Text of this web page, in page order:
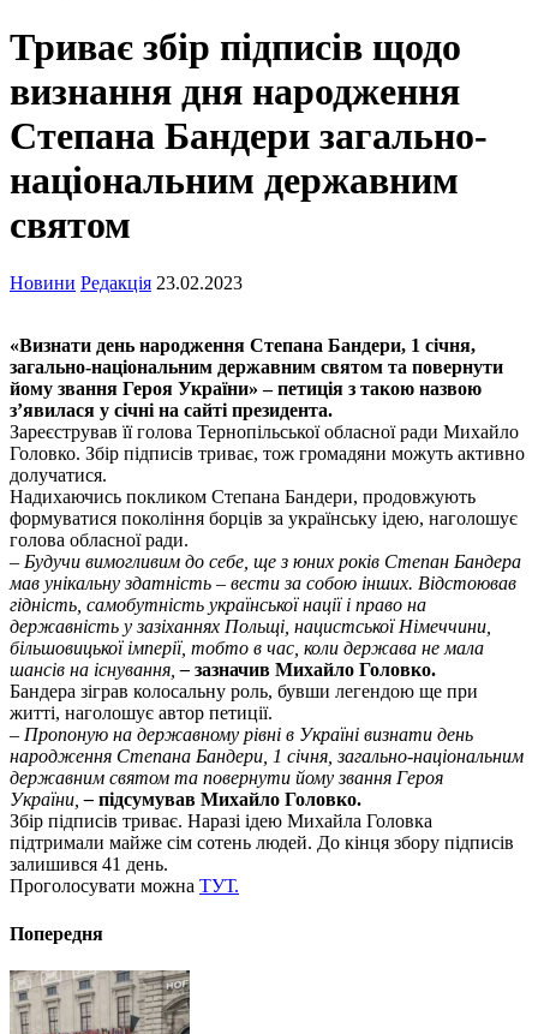
Триває збір підписів щодо
визнання дня народження
Степана Бандери загально-
національним державним
святом
Новини Редакція 23.02.2023
«Визнати день народження Степана Бандери, 1 січня,
загально-національним державним святом та повернути
йому звання Героя України» – петиція з такою назвою
з’явилася у січні на сайті президента.
Зареєстрував її голова Тернопільської обласної ради Михайло
Головко. Збір підписів триває, тож громадяни можуть активно
долучатися.
Надихаючись покликом Степана Бандери, продовжують
формуватися покоління борців за українську ідею, наголошує
голова обласної ради.
– Будучи вимогливим до себе, ще з юних років Степан Бандера
мав унікальну здатність – вести за собою інших. Відстоював
гідність, самобутність української нації і право на
державність у зазіханнях Польщі, нацистської Німеччини,
більшовицької імперії, тобто в час, коли держава не мала
шансів на існування,– зазначив Михайло Головко.
Бандера зіграв колосальну роль, бувши легендою ще при
житті, наголошує автор петиції.
– Пропоную на державному рівні в Україні визнати день
народження Степана Бандери, 1 січня, загально-національним
державним святом та повернути йому звання Героя
України,– підсумував Михайло Головко.
Збір підписів триває. Наразі ідею Михайла Головка
підтримали майже сім сотень людей. До кінця збору підписів
залишився 41 день.
Проголосувати можна ТУТ.
Попередня